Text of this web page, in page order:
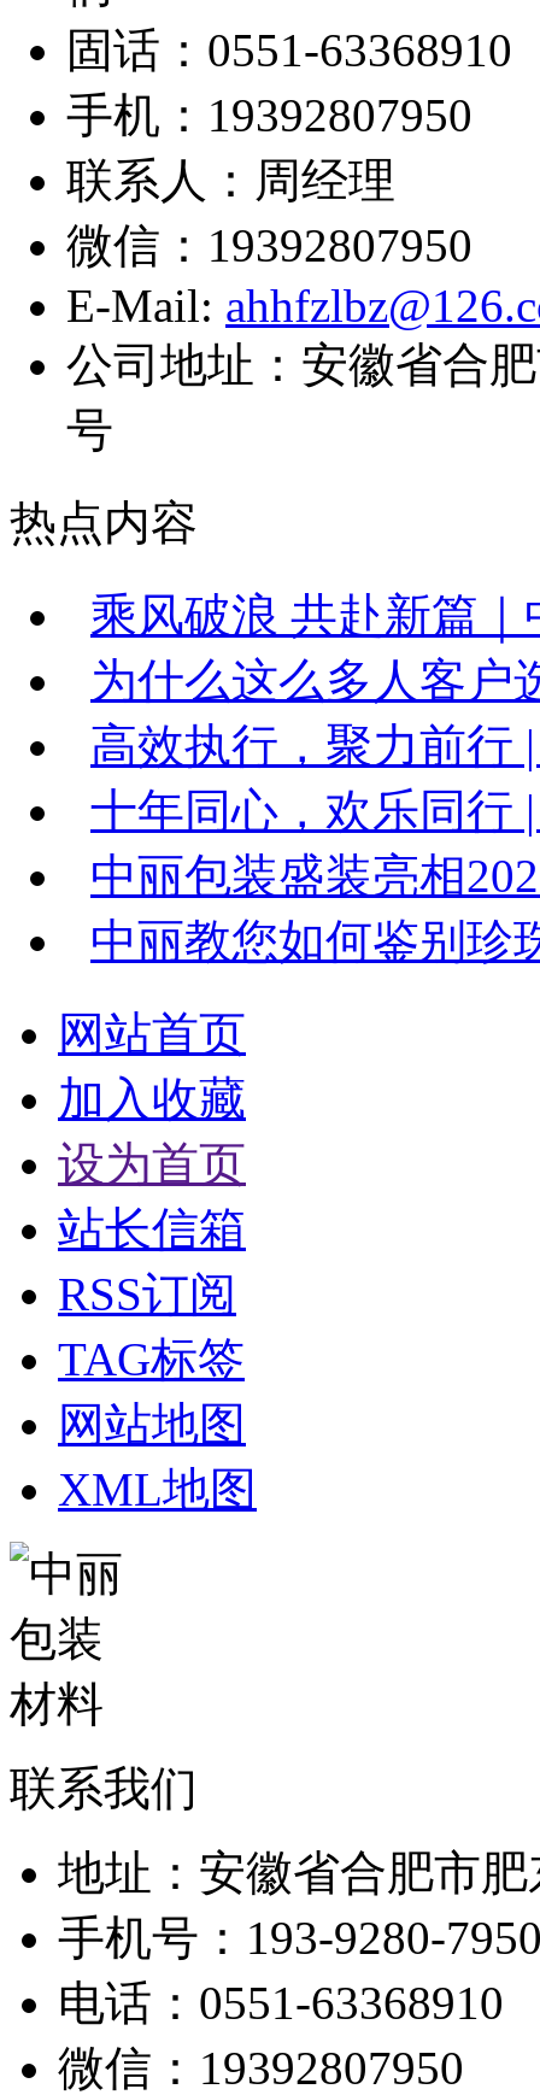
固话：0551-63368910
手机：19392807950
联系人：周经理
微信：19392807950
E-Mail:
公司地址：安徽省合
号
热点内容
乘风破浪 共赴新篇｜
为什么这么多人客户
高效执行，聚力前行
十年同心，欢乐同行
中丽包装盛装亮相
中丽教您如何鉴别珍
网站首页
加入收藏
设为首页
站长信箱
RSS订阅
TAG标签
网站地图
XML地图
联系我们
地址：安徽省合肥市
手机号：193-9280-
电话：0551-63368910
微信：19392807950